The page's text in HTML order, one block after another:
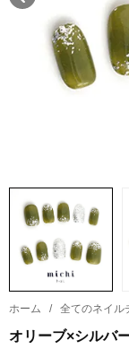
ホーム / 全てのネイル
オリーブ×シルバ